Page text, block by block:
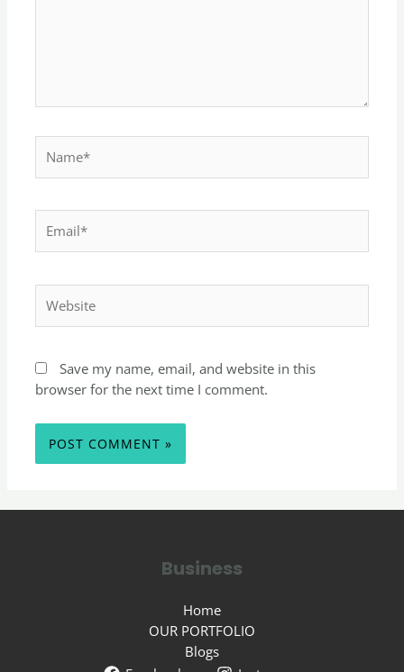
Save my name, email, and website in this
browser for the next time I comment.
Business
Home
OUR PORTFOLIO
Blogs